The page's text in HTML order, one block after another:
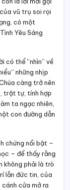
vũ trụ soi rọi
có một
Yêu Sáng
có thể “nhìn” về
những nhịp
càng trở nên
trật tự, tính hợp
ta ngạc nhiên,
con đường dẫn
chứng nổi bật –
– để thấy rằng
không phải là trò
lẫn đức tin, của
cửa mở ra